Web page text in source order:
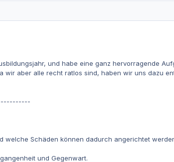
und habe eine ganz hervorragende
wir aber alle recht ratlos sind, haben wir uns dazu
welche Schäden können dadurch angerichtet
und Gegenwart.